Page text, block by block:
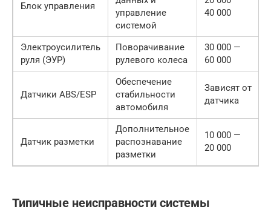
Блок управления
управление
системой
40 000
Электроусилитель
руля (ЭУР)
Поворачивание
рулевого колеса
30 000 —
60 000
Датчики ABS/ESP
Обеспечение
стабильности
автомобиля
Зависят от
датчика
Датчик разметки
Дополнительное
распознавание
разметки
10 000 —
20 000
Типичные неисправности системы